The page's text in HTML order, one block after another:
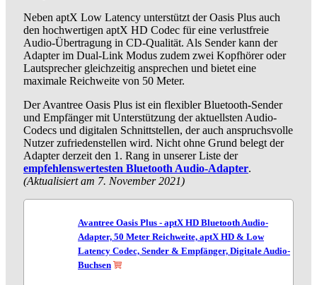
Neben aptX Low Latency unterstützt der Oasis Plus auch
den hochwertigen aptX HD Codec für eine verlustfreie
Audio-Übertragung in CD-Qualität. Als Sender kann der
Adapter im Dual-Link Modus zudem zwei Kopfhörer oder
Lautsprecher gleichzeitig ansprechen und bietet eine
maximale Reichweite von 50 Meter.
Der Avantree Oasis Plus ist ein flexibler Bluetooth-Sender
und Empfänger mit Unterstützung der aktuellsten Audio-
Codecs und digitalen Schnittstellen, der auch anspruchsvolle
Nutzer zufriedenstellen wird. Nicht ohne Grund belegt der
Adapter derzeit den 1. Rang in unserer Liste der
empfehlenswertesten Bluetooth Audio-Adapter.
(Aktualisiert am 7. November 2021)
Avantree Oasis Plus - aptX HD Bluetooth Audio-
Adapter, 50 Meter Reichweite, aptX HD & Low
Latency Codec, Sender & Empfänger, Digitale Audio-
Buchsen